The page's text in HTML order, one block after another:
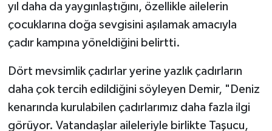
yıl daha da yaygınlaştığını, özellikle ailelerin
çocuklarına doğa sevgisini aşılamak amacıyla
çadır kampına yöneldiğini belirtti.
Dört mevsimlik çadırlar yerine yazlık çadırların
daha çok tercih edildiğini söyleyen Demir, "Deniz
kenarında kurulabilen çadırlarımız daha fazla ilgi
görüyor. Vatandaşlar aileleriyle birlikte Taşucu,